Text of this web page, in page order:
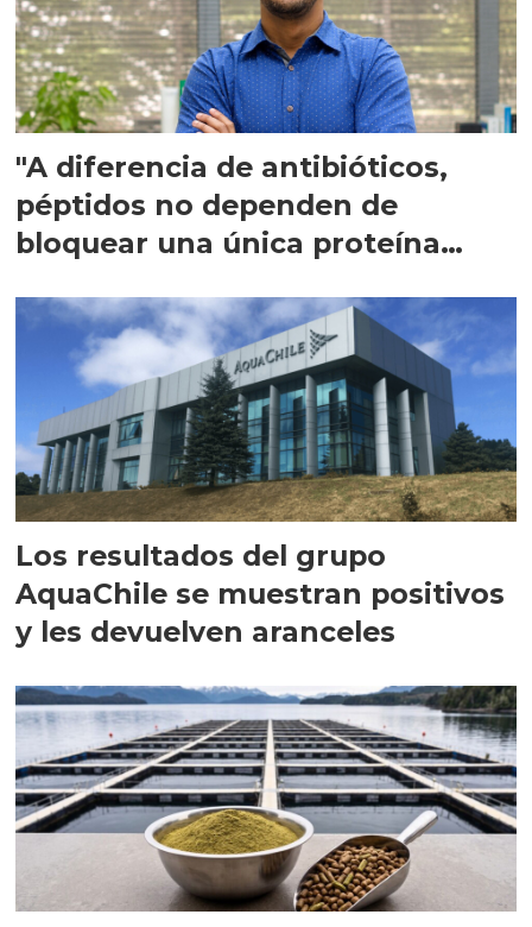
"A diferencia de antibióticos,
péptidos no dependen de
bloquear una única proteína
Los resultados del grupo
AquaChile se muestran positivos
y les devuelven aranceles